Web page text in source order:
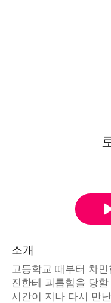
소개
고등학교 때부터 차
진한테 괴롭힘을 당
시간이 지나 다시 만